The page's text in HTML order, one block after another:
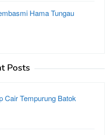
Hama Tungau
Posts
Cair Tempurung Batok